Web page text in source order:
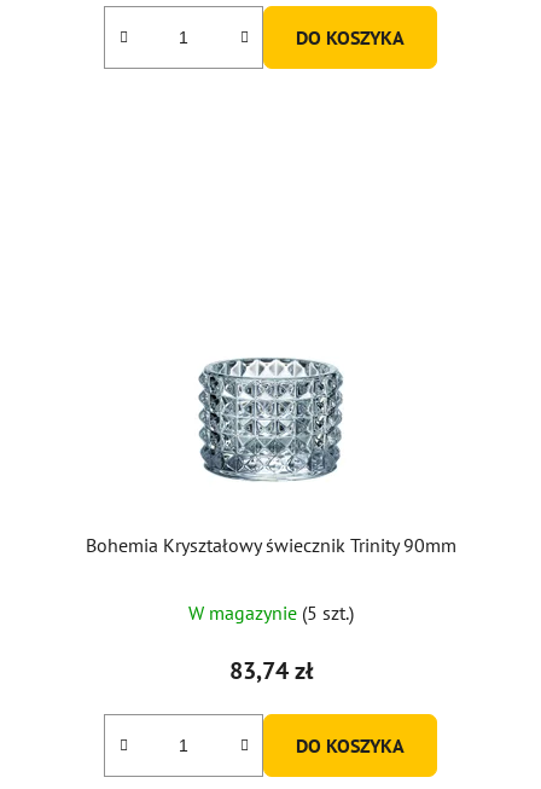
DO KOSZYKA
Bohemia Kryształowy świecznik Trinity 90mm
W magazynie (5 szt.)
83,74 zł
DO KOSZYKA